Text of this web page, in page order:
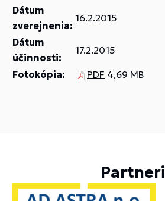
Dátum
zverejnenia:
16.2.2015
Dátum
účinnosti:
17.2.2015
Fotokópia: PDF 4,69 MB
Partneri